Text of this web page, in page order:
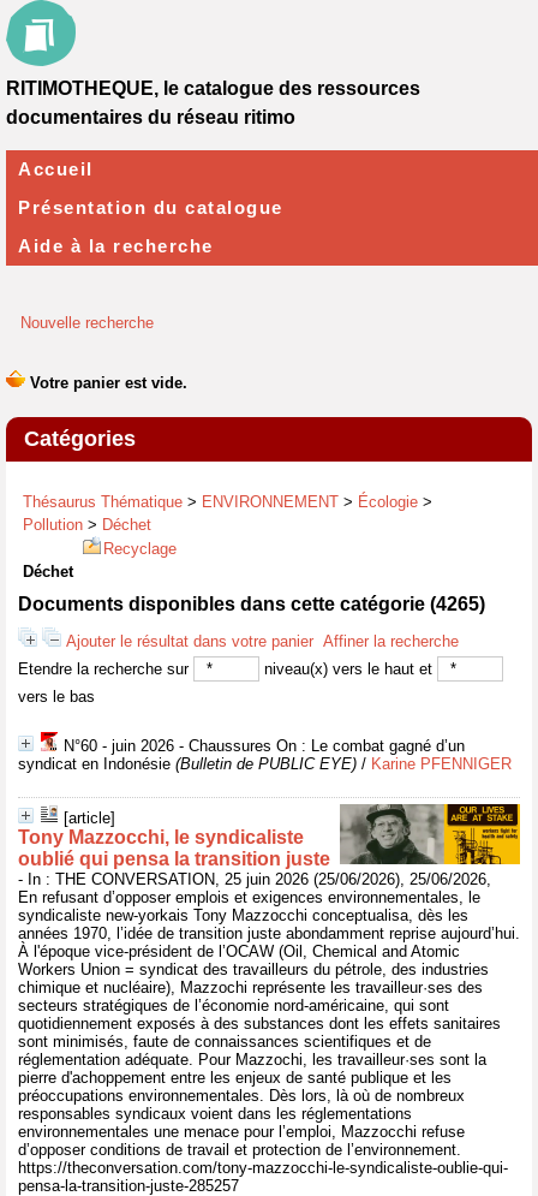
Nouvelle recherche
Catégories
Thésaurus Thématique > ENVIRONNEMENT > Écologie >
Pollution > Déchet
Recyclage
Déchet
Documents disponibles dans cette catégorie (4265)
Ajouter le résultat dans votre panier Affiner la recherche
Etendre la recherche sur
niveau(x) vers le haut et
vers le bas
N°60 - juin 2026 - Chaussures On : Le combat gagné d’un
syndicat en Indonésie (Bulletin de PUBLIC EYE) / Karine PFENNIGER
[article]
Tony Mazzocchi, le syndicaliste
oublié qui pensa la transition juste
- In : THE CONVERSATION, 25 juin 2026 (25/06/2026), 25/06/2026,
En refusant d’opposer emplois et exigences environnementales, le
syndicaliste new-yorkais Tony Mazzocchi conceptualisa, dès les
années 1970, l’idée de transition juste abondamment reprise aujourd’hui.
À l'époque vice-président de l’OCAW (Oil, Chemical and Atomic
Workers Union = syndicat des travailleurs du pétrole, des industries
chimique et nucléaire), Mazzochi représente les travailleur·ses des
secteurs stratégiques de l’économie nord-américaine, qui sont
quotidiennement exposés à des substances dont les effets sanitaires
sont minimisés, faute de connaissances scientifiques et de
réglementation adéquate. Pour Mazzochi, les travailleur·ses sont la
pierre d'achoppement entre les enjeux de santé publique et les
préoccupations environnementales. Dès lors, là où de nombreux
responsables syndicaux voient dans les réglementations
environnementales une menace pour l’emploi, Mazzocchi refuse
d’opposer conditions de travail et protection de l’environnement.
https://theconversation.com/tony-mazzocchi-le-syndicaliste-oublie-qui-
pensa-la-transition-juste-285257
RITIMOTHEQUE, le catalogue des ressources
documentaires du réseau ritimo
Accueil
Présentation du catalogue
Aide à la recherche